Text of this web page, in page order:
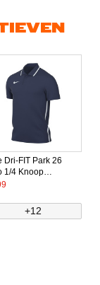
Dri-FIT Park 26
1/4 Knoop
Wit
+12